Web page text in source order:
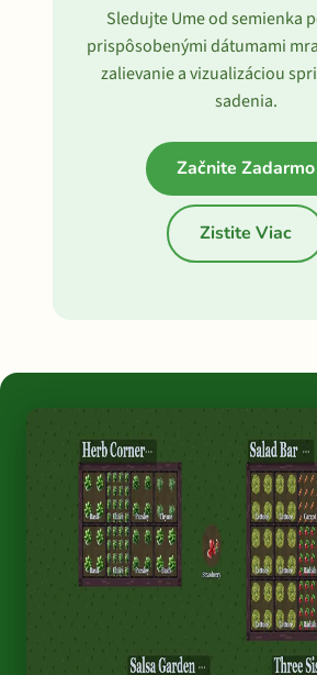
Sledujte Ume od semienka
prispôsobenými dátumami
zalievanie a vizualizáciou
sadenia.
Začnite Zadarmo
Zistite Viac